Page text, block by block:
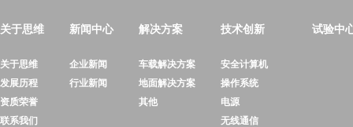
关于思维
关于思维
发展历程
资质荣誉
联系我们
新闻中心
企业新闻
行业新闻
解决方案
车载解决方案
地面解决方案
其他
技术创新
安全计算机
操作系统
电源
无线通信
试验中